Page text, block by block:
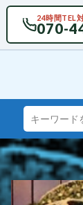
24時間TEL
070-